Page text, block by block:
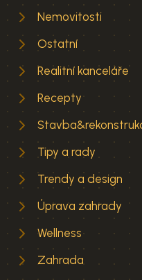
Nemovitosti
Ostatní
Realitní kanceláře
Recepty
Tipy a rady
Trendy a design
Úprava zahrady
Wellness
Zahrada